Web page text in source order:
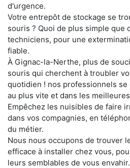
d'urgence.
Votre entrepôt de stockage se
souris ? Quoi de plus simple que
techniciens, pour une
fiable.
À Gignac-la-Nerthe, plus de
souris qui cherchent à troubler
quotidien ! nos professionnels
au plus vite et dans les
Empêchez les nuisibles de faire
dans vos compagnies, en
du métier.
Nous nous occupons de trouver
efficace à installer chez vous,
leurs semblables de vous envahir.